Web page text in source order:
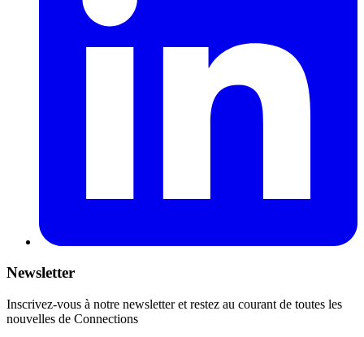
Newsletter
Inscrivez-vous à notre newsletter et restez au courant de toutes les
nouvelles de Connections